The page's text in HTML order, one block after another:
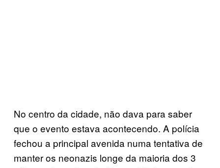
No centro da cidade, não dava para saber
que o evento estava acontecendo. A polícia
fechou a principal avenida numa tentativa de
manter os neonazis longe da maioria dos 3